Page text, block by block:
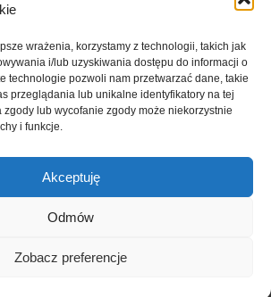
wrażenia, korzystamy z technologii, takich jak
i/lub uzyskiwania dostępu do informacji o
technologie pozwoli nam przetwarzać dane, takie
przeglądania lub unikalne identyfikatory na tej
zgody lub wycofanie zgody może niekorzystnie
i funkcje.
Akceptuję
Odmów
Zobacz preferencje
2016
2019 - FleschMazowsza. Powered by